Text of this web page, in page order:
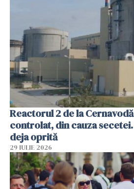
Reactorul 2 de la
controlat, din cauza secetei.
deja oprită
29 IULIE 2026